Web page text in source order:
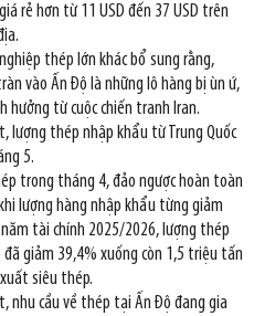
rẻ hơn từ 11 USD đến 37 USD trên
thép lớn khác bổ sung rằng,
vào Ấn Độ là những lô hàng bị ùn ứ,
hưởng từ cuộc chiến tranh Iran.
lượng thép nhập khẩu từ Trung Quốc
5.
trong tháng 4, đảo ngược hoàn toàn
lượng hàng nhập khẩu từng giảm
tài chính 2025/2026, lượng thép
giảm 39,4% xuống còn 1,5 triệu tấn
siêu thép.
nhu cầu về thép tại Ấn Độ đang gia